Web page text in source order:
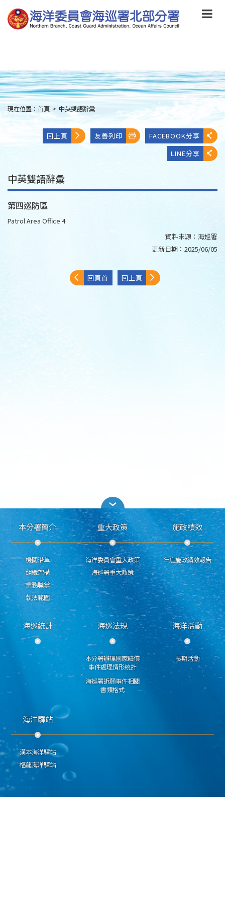
到
主
要
main
content
:::
現在位置： 首頁 > 中英雙語辭彙
回上頁 友善列印
FACEBOOK分享
LINE分享
中英雙語辭彙
第四巡防區
Patrol Area Office 4
資料來源： 海巡署
更新日期： 2025/06/05
回頁首 回上頁
本分署簡介
機關沿革
組織架構
業務職掌
執法範圍
重大政策
海洋委員會重大政策
海巡署重大政策
施政績效
年度施政績效報告
海巡統計 海巡法規
本分署辦理國家賠償
事件處理情形統計
海巡署訴願事件相關
書類格式
海洋活動
長期活動
海洋驛站
漢本海洋驛站
福龍海洋驛站